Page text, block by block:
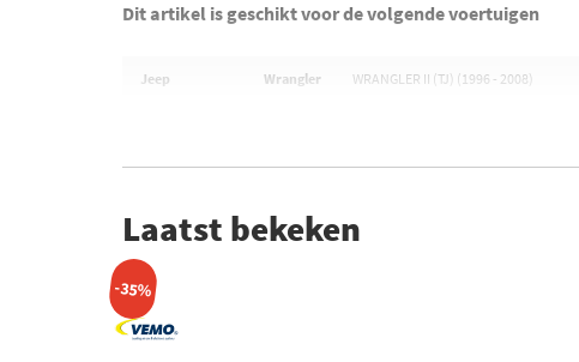
Dit artikel is geschikt voor de volgende voertuigen
Jeep Wrangler WRANGLER II (TJ) (1996 - 2008)
Laatst bekeken
-35%